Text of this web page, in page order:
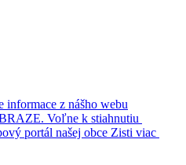
informace z nášho webu
Voľne k stiahnutiu
portál našej obce Zisti viac